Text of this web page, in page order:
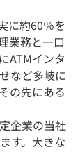
に約60％を
業務と一口
ATMインタ
など多岐に
の先にある
企業の当社
す。大きな